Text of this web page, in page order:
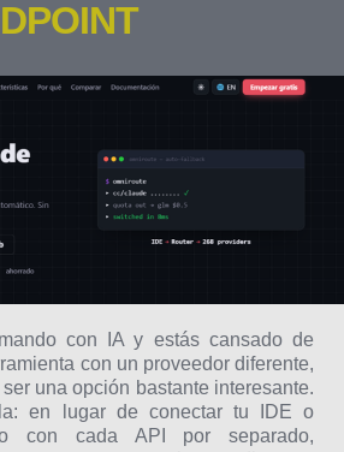
con IA y estás cansado de
con un proveedor diferente,
una opción bastante interesante.
en lugar de conectar tu IDE o
con cada API por separado,